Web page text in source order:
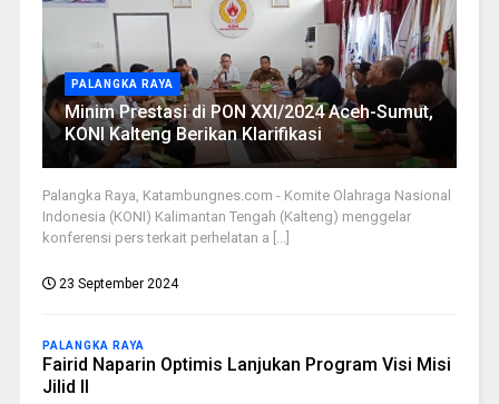
PALANGKA RAYA
Minim Prestasi di PON XXI/2024 Aceh-Sumut,
KONI Kalteng Berikan Klarifikasi
Palangka Raya, Katambungnes.com - Komite Olahraga Nasional
Indonesia (KONI) Kalimantan Tengah (Kalteng) menggelar
konferensi pers terkait perhelatan a [...]
23 September 2024
PALANGKA RAYA
Fairid Naparin Optimis Lanjukan Program Visi Misi
Jilid II